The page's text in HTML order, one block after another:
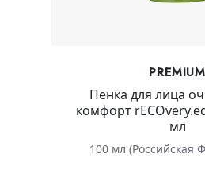
PREMIUM
Пенка для лица
комфорт
мл
100 мл (Российская